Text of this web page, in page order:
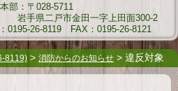
部：〒028-5711
岩手県二戸市金田一字上田面300-2
0195-26-8119 FAX：0195-26-8121
8119) > 消防からのお知らせ > 違反対象
物の公表制度について